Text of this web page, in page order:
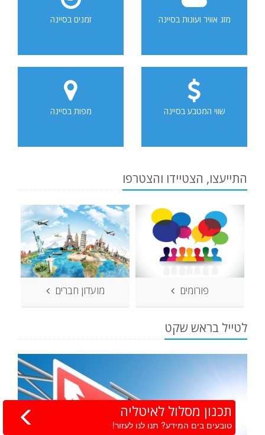
מזג אוויר ועונות בסיינה זמנים בסיינה
שווי המטבע בסיינה מפות בסיינה
התייעצו, הצטיידו והצטרפו
פורומים מועדון חברים
לטייל בראש שקט
תכנון מסלול לאיטליה
טובעים בים המידע? תנו לנו לעזור!